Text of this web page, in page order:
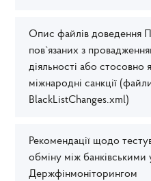
Опис файлів доведення
пов`язаних з
діяльності або стосовно
міжнародні санкції
BlackListChanges.xml)
Рекомендації щодо
обміну між банківськими
Держфінмоніторингом